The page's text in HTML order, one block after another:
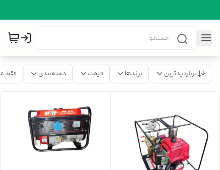
پربازدیدترین برندها قیمت دسته‌بندی فقط